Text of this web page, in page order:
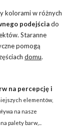
kolorami w różnych
podejściado
Staranne
pomogą
domu.
na percepcję i
elementów,
na nasze
palety barw,...